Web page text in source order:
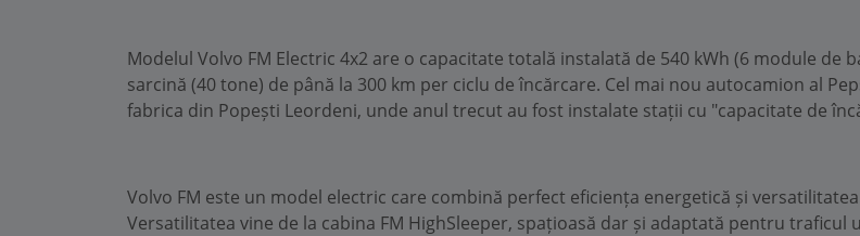
Modelul Volvo FM Electric 4x2 are o capacitate totală instalată de 540 kWh (6 module
sarcină (40 tone) de până la 300 km per ciclu de încărcare. Cel mai nou autocamion al
fabrica din Popești Leordeni, unde anul trecut au fost instalate stații cu "capacitate de
Volvo FM este un model electric care combină perfect eficiența energetică și
Versatilitatea vine de la cabina FM HighSleeper, spațioasă dar și adaptată pentru